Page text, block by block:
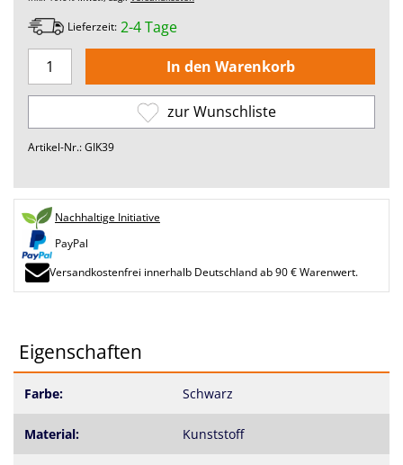
Lieferzeit: 2-4 Tage
zur Wunschliste
Artikel-Nr.: GIK39
Nachhaltige Initiative
PayPal
Versandkostenfrei innerhalb Deutschland ab 90 € Warenwert.
Eigenschaften
Farbe: Schwarz
Material: Kunststoff